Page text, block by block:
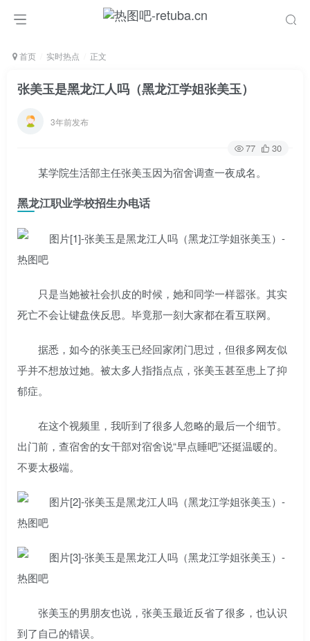
首页 实时热点 正文
张美玉是黑龙江人吗（黑龙江学姐张美玉）
3年前发布
77 30
某学院生活部主任张美玉因为宿舍调查一夜成名。
黑龙江职业学校招生办电话
只是当她被社会扒皮的时候，她和同学一样嚣张。其实
死亡不会让键盘侠反思。毕竟那一刻大家都在看互联网。
据悉，如今的张美玉已经回家闭门思过，但很多网友似
乎并不想放过她。被太多人指指点点，张美玉甚至患上了抑
郁症。
在这个视频里，我听到了很多人忽略的最后一个细节。
出门前，查宿舍的女干部对宿舍说“早点睡吧”还挺温暖的。
不要太极端。
张美玉的男朋友也说，张美玉最近反省了很多，也认识
到了自己的错误。